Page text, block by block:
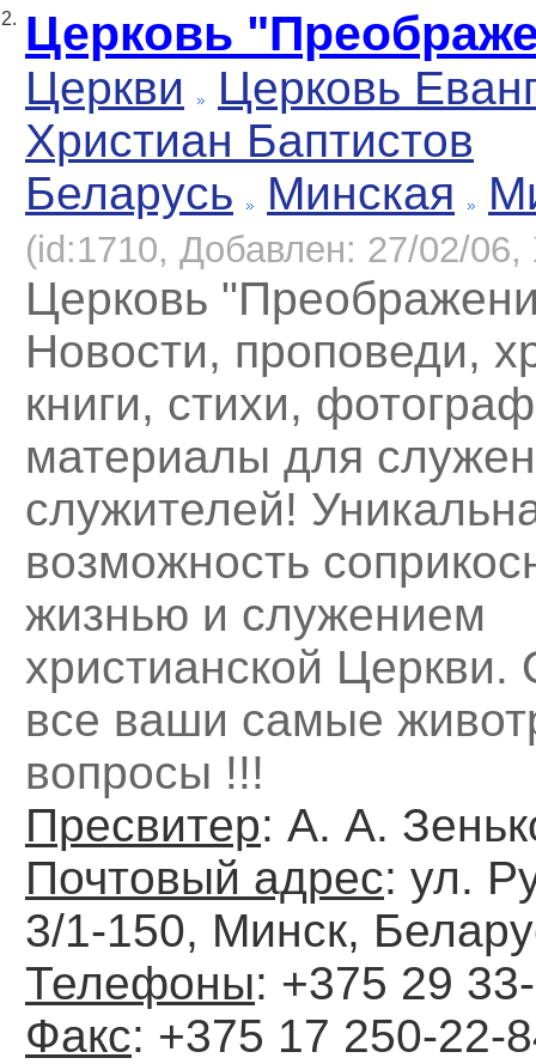
2. Церковь
Церкви
Церковь
Христиан Баптистов
Беларусь
Минская
(id:1710, Добавлен: 27/02/06,
Церковь
Новости, проповеди,
книги, стихи,
материалы для
служителей!
возможность
жизнью и служением
христианской Церкви.
все ваши самые
вопросы !!!
Пресвитер: А. А.
Почтовый адрес: ул.
3/1-150, Минск,
Телефоны: +375 29
Факс: +375 17 250-22-